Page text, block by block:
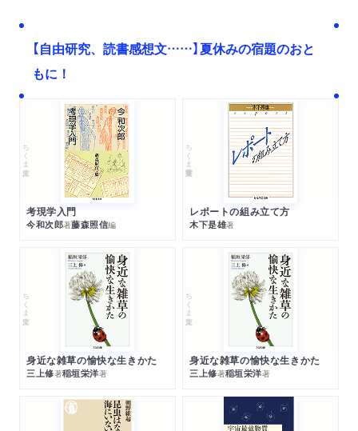
【自由研究、読書感想文……】夏休みの宿題のおと
もに！
ちくま文庫
考現学入門
今和次郎著藤森照信編
ちくま学芸文庫
レポートの組み立て方
木下是雄著
ちくま文庫
身近な雑草の愉快な生きかた
三上修著稲垣栄洋著
ちくま文庫
身近な雑草の愉快な生きかた
三上修著稲垣栄洋著